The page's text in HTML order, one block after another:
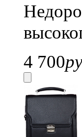
4 700